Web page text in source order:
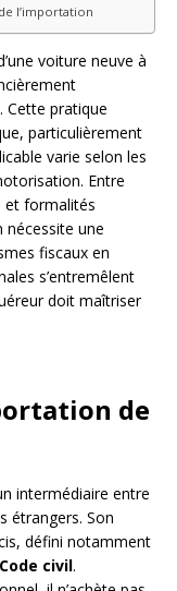
l’importation
voiture neuve à
Cette pratique
particulièrement
varie selon les
Entre
et formalités
nécessite une
fiscaux en
s’entremêlent
doit maîtriser
de
intermédiaire entre
étrangers. Son
défini notamment
Code civil.